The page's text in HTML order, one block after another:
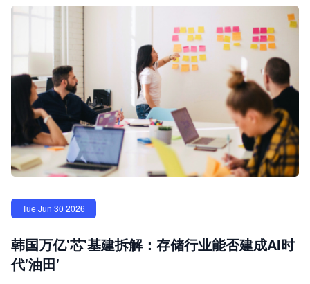
Tue Jun 30 2026
韩国万亿'芯'基建拆解：存储行业能否建成AI时
代'油田'